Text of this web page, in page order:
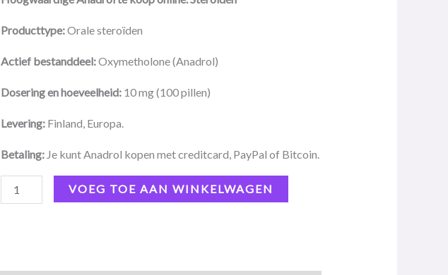
Producttype:Orale steroïden
Actief bestanddeel:Oxymetholone (Anadrol)
Dosering en hoeveelheid: 10 mg (100 pillen)
Levering: Finland, Europa.
Betaling: Je kunt Anadrol kopen met creditcard, PayPal of Bitcoin.
VOEG TOE AAN WINKELWAGEN